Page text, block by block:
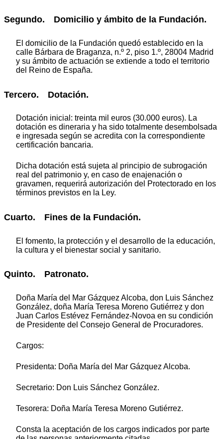
Segundo. Domicilio y ámbito de la Fundación.
El domicilio de la Fundación quedó establecido en la
calle Bárbara de Braganza, n.º 2, piso 1.º, 28004 Madrid
y su ámbito de actuación se extiende a todo el territorio
del Reino de España.
Tercero. Dotación.
Dotación inicial: treinta mil euros (30.000 euros). La
dotación es dineraria y ha sido totalmente desembolsada
e ingresada según se acredita con la correspondiente
certificación bancaria.
Dicha dotación está sujeta al principio de subrogación
real del patrimonio y, en caso de enajenación o
gravamen, requerirá autorización del Protectorado en los
términos previstos en la Ley.
Cuarto. Fines de la Fundación.
El fomento, la protección y el desarrollo de la educación,
la cultura y el bienestar social y sanitario.
Quinto. Patronato.
Doña María del Mar Gázquez Alcoba, don Luis Sánchez
González, doña María Teresa Moreno Gutiérrez y don
Juan Carlos Estévez Fernández-Novoa en su condición
de Presidente del Consejo General de Procuradores.
Cargos:
Presidenta: Doña María del Mar Gázquez Alcoba.
Secretario: Don Luis Sánchez González.
Tesorera: Doña María Teresa Moreno Gutiérrez.
Consta la aceptación de los cargos indicados por parte